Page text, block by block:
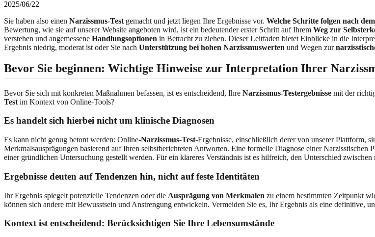
2025/06/22
Sie haben also einen Narzissmus-Test gemacht und jetzt liegen Ihre Ergebnisse vor. Welche Schritte folgen nach
Bewertung, wie sie auf unserer Website angeboten wird, ist ein bedeutender erster Schritt auf Ihrem Weg zur
verstehen und angemessene Handlungsoptionen in Betracht zu ziehen. Dieser Leitfaden bietet Einblicke in die
Ergebnis niedrig, moderat ist oder Sie nach Unterstützung bei hohen Narzissmuswerten und Wegen zur
Bevor Sie beginnen: Wichtige Hinweise zur Interpretation Ihrer
Bevor Sie sich mit konkreten Maßnahmen befassen, ist es entscheidend, Ihre Narzissmus-Testergebnisse mit der
Test im Kontext von Online-Tools?
Es handelt sich hierbei nicht um klinische Diagnosen
Es kann nicht genug betont werden: Online-Narzissmus-Test-Ergebnisse, einschließlich derer von unserer Plattform,
Merkmalsausprägungen basierend auf Ihren selbstberichteten Antworten. Eine formelle Diagnose einer
einer gründlichen Untersuchung gestellt werden. Für ein klareres Verständnis ist es hilfreich, den Unterschied
Ergebnisse deuten auf Tendenzen hin, nicht auf feste Identitäten
Ihr Ergebnis spiegelt potenzielle Tendenzen oder die Ausprägung von Merkmalen zu einem bestimmten Zeitpunkt
können sich andere mit Bewusstsein und Anstrengung entwickeln. Vermeiden Sie es, Ihr Ergebnis als eine definitive,
Kontext ist entscheidend: Berücksichtigen Sie Ihre Lebensumstände